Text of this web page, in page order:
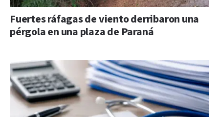
Fuertes ráfagas de viento derribaron una
pérgola en una plaza de Paraná